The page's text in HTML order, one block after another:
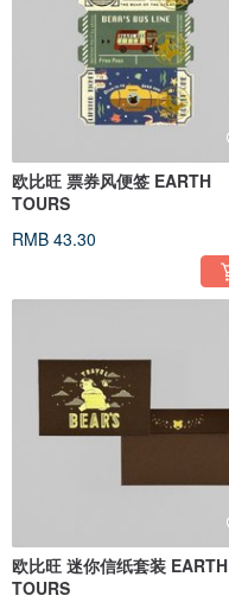
欧比旺 票券风便签 EARTH
TOURS
RMB 43.30
欧比旺 迷你信纸套装 EARTH
TOURS